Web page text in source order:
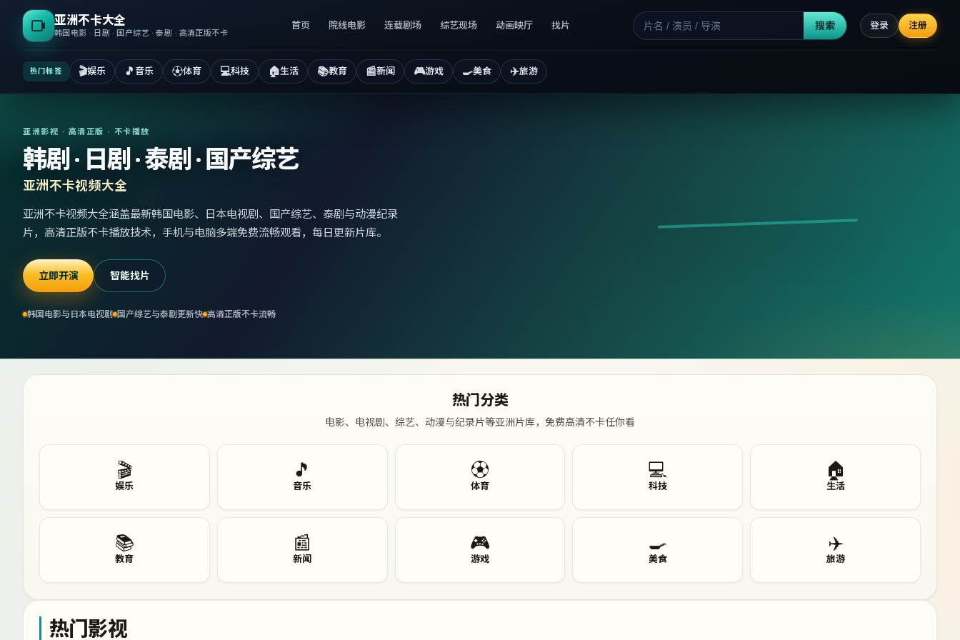
亚洲不卡大全
韩国电影 · 日剧 · 国产综艺 · 泰剧 · 高清正版不卡
首页 院线电影 连载剧场 综艺现场 动画映厅 找片 搜索 登录 注册
热门标签 🎬娱乐 🎵 音乐 ⚽体育 💻科技 🏠生活 📚教育 📰新闻 🎮游戏 🍳美食 ✈️旅游
亚洲影视 · 高清正版 · 不卡播放
韩剧 · 日剧 · 泰剧 · 国产综艺
亚洲不卡视频大全
亚洲不卡视频大全涵盖最新韩国电影、日本电视剧、国产综艺、泰剧与动漫纪录
片，高清正版不卡播放技术，手机与电脑多端免费流畅观看，每日更新片库。
立即开演 智能找片
韩国电影与日本电视剧 国产综艺与泰剧更新快 高清正版不卡流畅
热门分类
电影、电视剧、综艺、动漫与纪录片等亚洲片库，免费高清不卡任你看
🎬
娱乐
🎵
音乐
⚽
体育
💻
科技
🏠
生活
📚
教育
📰
新闻
🎮
游戏
🍳
美食
✈️
旅游
热门影视